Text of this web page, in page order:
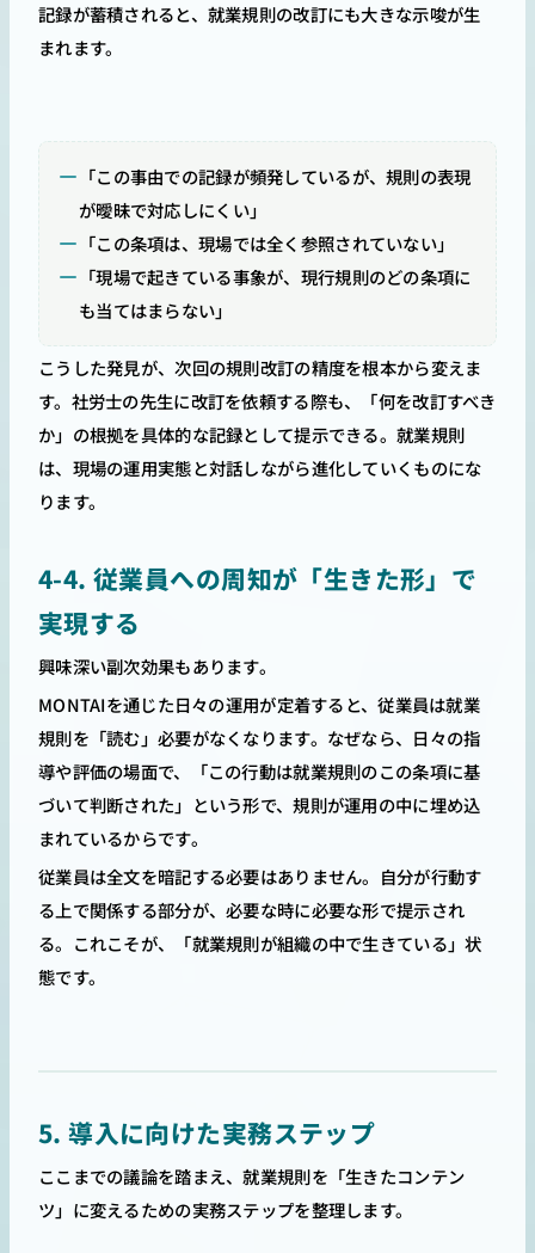
記録が蓄積されると、就業規則の改訂にも大きな示唆が生
まれます。
「この事由での記録が頻発しているが、規則の表現
が曖昧で対応しにくい」
「この条項は、現場では全く参照されていない」
「現場で起きている事象が、現行規則のどの条項に
も当てはまらない」
こうした発見が、次回の規則改訂の精度を根本から変えま
す。社労士の先生に改訂を依頼する際も、「何を改訂すべき
か」の根拠を具体的な記録として提示できる。就業規則
は、現場の運用実態と対話しながら進化していくものにな
ります。
4-4. 従業員への周知が「生きた形」で
実現する
興味深い副次効果もあります。
MONTAIを通じた日々の運用が定着すると、従業員は就業
規則を「読む」必要がなくなります。なぜなら、日々の指
導や評価の場面で、「この行動は就業規則のこの条項に基
づいて判断された」という形で、規則が運用の中に埋め込
まれているからです。
従業員は全文を暗記する必要はありません。自分が行動す
る上で関係する部分が、必要な時に必要な形で提示され
る。これこそが、「就業規則が組織の中で生きている」状
態です。
5. 導入に向けた実務ステップ
ここまでの議論を踏まえ、就業規則を「生きたコンテン
ツ」に変えるための実務ステップを整理します。